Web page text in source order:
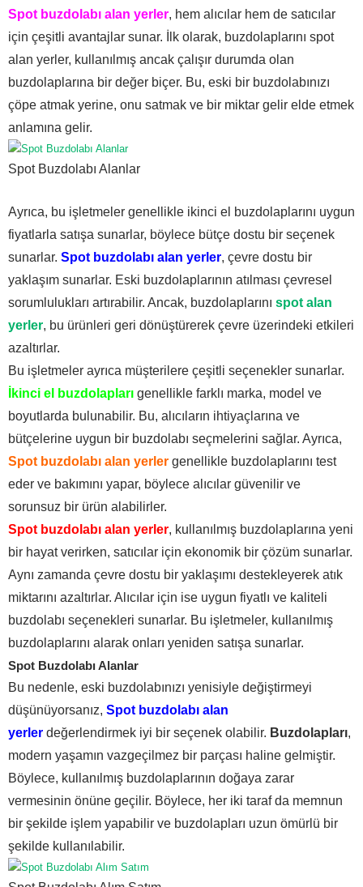
Spot buzdolabı alan yerler, hem alıcılar hem de satıcılar
için çeşitli avantajlar sunar. İlk olarak, buzdolaplarını spot
alan yerler, kullanılmış ancak çalışır durumda olan
buzdolaplarına bir değer biçer. Bu, eski bir buzdolabınızı
çöpe atmak yerine, onu satmak ve bir miktar gelir elde etmek
anlamına gelir.
Spot Buzdolabı Alanlar
Ayrıca, bu işletmeler genellikle ikinci el buzdolaplarını uygun
fiyatlarla satışa sunarlar, böylece bütçe dostu bir seçenek
sunarlar. Spot buzdolabı alan yerler, çevre dostu bir
yaklaşım sunarlar. Eski buzdolaplarının atılması çevresel
sorumlulukları artırabilir. Ancak, buzdolaplarını spot alan
yerler, bu ürünleri geri dönüştürerek çevre üzerindeki etkileri
azaltırlar.
Bu işletmeler ayrıca müşterilere çeşitli seçenekler sunarlar.
İkinci el buzdolapları genellikle farklı marka, model ve
boyutlarda bulunabilir. Bu, alıcıların ihtiyaçlarına ve
bütçelerine uygun bir buzdolabı seçmelerini sağlar. Ayrıca,
Spot buzdolabı alan yerler genellikle buzdolaplarını test
eder ve bakımını yapar, böylece alıcılar güvenilir ve
sorunsuz bir ürün alabilirler.
Spot buzdolabı alan yerler, kullanılmış buzdolaplarına yeni
bir hayat verirken, satıcılar için ekonomik bir çözüm sunarlar.
Aynı zamanda çevre dostu bir yaklaşımı destekleyerek atık
miktarını azaltırlar. Alıcılar için ise uygun fiyatlı ve kaliteli
buzdolabı seçenekleri sunarlar. Bu işletmeler, kullanılmış
buzdolaplarını alarak onları yeniden satışa sunarlar.
Spot Buzdolabı Alanlar
Bu nedenle, eski buzdolabınızı yenisiyle değiştirmeyi
düşünüyorsanız, Spot buzdolabı alan
yerler değerlendirmek iyi bir seçenek olabilir. Buzdolapları,
modern yaşamın vazgeçilmez bir parçası haline gelmiştir.
Böylece, kullanılmış buzdolaplarının doğaya zarar
vermesinin önüne geçilir. Böylece, her iki taraf da memnun
bir şekilde işlem yapabilir ve buzdolapları uzun ömürlü bir
şekilde kullanılabilir.